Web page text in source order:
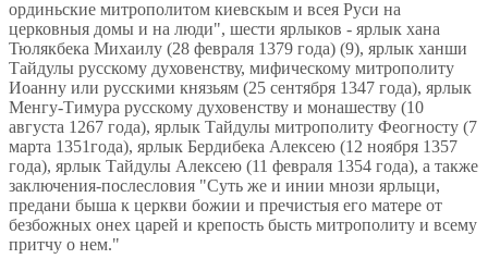
ординьские митрополитом киевскым и всея Руси на
церковныя домы и на люди", шести ярлыков - ярлык хана
Тюлякбека Михаилу (28 февраля 1379 года) (9), ярлык ханши
Тайдулы русскому духовенству, мифическому митрополиту
Иоанну или русскими князьям (25 сентября 1347 года), ярлык
Менгу-Тимура русскому духовенству и монашеству (10
августа 1267 года), ярлык Тайдулы митрополиту Феогносту (7
марта 1351года), ярлык Бердибека Алексею (12 ноября 1357
года), ярлык Тайдулы Алексею (11 февраля 1354 года), а также
заключения-послесловия "Суть же и инии мнози ярлыци,
предани быша к церкви божии и пречистыя его матере от
безбожных онех царей и крепость бысть митрополиту и всему
притчу о нем."